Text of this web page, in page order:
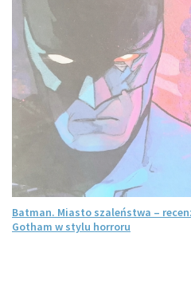
Batman. Miasto szaleństwa –
Gotham w stylu horroru